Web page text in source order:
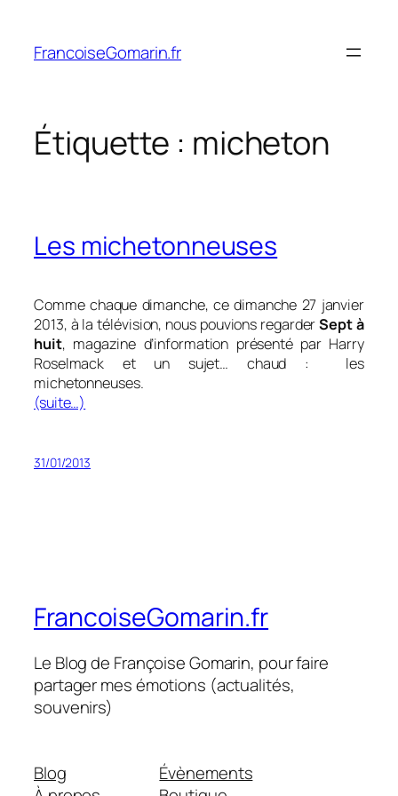
contenu
FrancoiseGomarin.fr
Étiquette : micheton
Les michetonneuses
Comme chaque dimanche, ce dimanche 27 janvier
2013, à la télévision, nous pouvions regarderSept à
huit, magazine d’information présenté par Harry
Roselmack et un sujet… chaud : les
michetonneuses.
(suite…)
31/01/2013
FrancoiseGomarin.fr
Le Blog de Françoise Gomarin, pour faire
partager mes émotions (actualités,
souvenirs)
Blog
Évènements